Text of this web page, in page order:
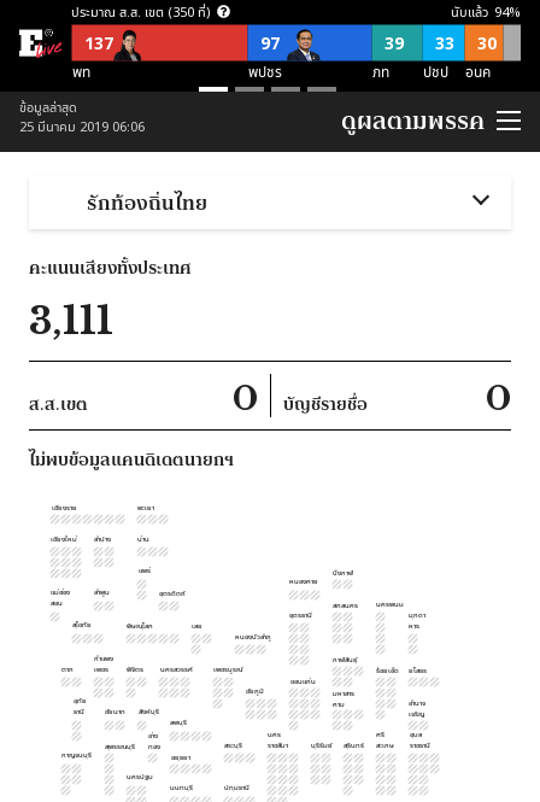
ประมาณ ส.ส. เขต (350 ที่)
137 97 39 33 30
พท พปชร ภท ปชป อนค
ประมาณ ส.ส. บัญชีรายชื่อ (150 ที่)
57 38
ประมาณ ส.ส. พึงมี (500 ที่)
นับแล้ว 94%
ข้อมูลล่าสุด
25 มีนาคม 2019 06:06
ดูผลตามพรรค
รักท้องถิ่นไทย
คะแนนเสียงทั้งประเทศ
3,111
ส.ส.เขต 0 บัญชีรายชื่อ 0
ไม่พบข้อมูลแคนดิเดตนายกฯ
กาญจนบุรี
นครปฐม
สุพรรณบุรี
อยุธยา
อ่าง
ทอง
สิงห์บุรี
นครสวรรค์
พิจิตร เพชรบูรณ์
กำแพง
เพชร
ตาก
สุโขทัย
ลำปาง
พะเยา
ลำพูน
พิษณุโลก
อุตรดิตถ์
แพร่
น่าน
เลย
หนองบัวลำภู
อุดรธานี
สกลนคร นครพนม
กาฬสินธุ์
มุกดา
หาร
หนองคาย
บึงกาฬ
แม่ฮ่อง
สอน
เชียงใหม่
เชียงราย
ชัยนาท
อุทัย
ธานี
สระบุรี
นคร
ราชสีมา
บุรีรัมย์ สุรินทร์
ศรี
สะเกษ
อุบล
ราชธานี
อำนาจ
เจริญ
ยโสธร
ร้อยเอ็ด
มหาสาร
คาม
ขอนแก่น
ชัยภูมิ
ลพบุรี
นนทบุรี ปทุมธานี